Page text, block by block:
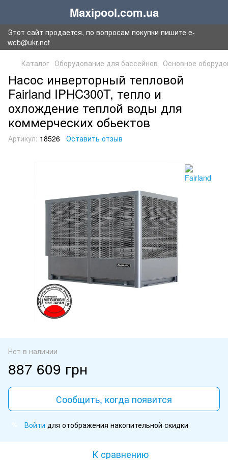
Maxipool.com.ua
Этот сайт продается, по вопросам покупки пишите e-
web@ukr.net
Каталог Оборудование для бассейнов Основное
Насос инверторный тепловой
Fairland IPHC300T, тепло и
охлождение теплой воды для
коммерческих обьектов
Артикул: 18526 Оставить отзыв
Нет в наличии
887 609 грн
Сообщить, когда появится
Войти для отображения накопительной скидки
К сравнению